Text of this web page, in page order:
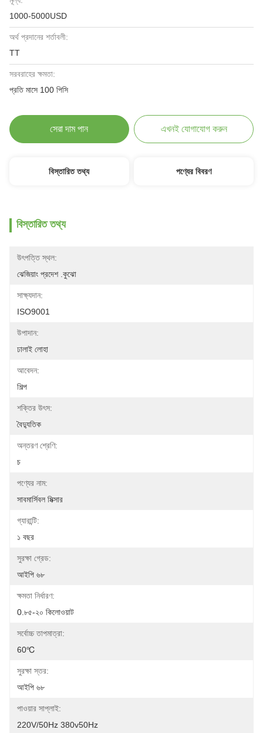
1000-5000USD
অর্থ প্রদানের শর্তাবলী:
TT
সরবরাহের ক্ষমতা:
প্রতি মাসে 100 পিসি
সেরা দাম পান এখনই যোগাযোগ করুন
বিস্তারিত তথ্য পণ্যের বিবরণ
বিস্তারিত তথ্য
উৎপত্তি স্থল:
ঝেজিয়াং প্রদেশ .কুঝো
সাক্ষ্যদান:
ISO9001
উপাদান:
ঢালাই লোহা
আবেদন:
শিল্প
শক্তির উৎস:
বৈদ্যুতিক
অন্তরণ শ্রেণি:
চ
পণ্যের নাম:
সাবমার্সিবল মিক্সার
গ্যারান্টি:
১ বছর
সুরক্ষা গ্রেড:
আইপি ৬৮
ক্ষমতা নির্ধারণ:
0.৮৫-২০ কিলোওয়াট
সর্বোচ্চ তাপমাত্রা:
60℃
সুরক্ষা স্তর:
আইপি ৬৮
পাওয়ার সাপ্লাই:
220V/50Hz 380v50Hz